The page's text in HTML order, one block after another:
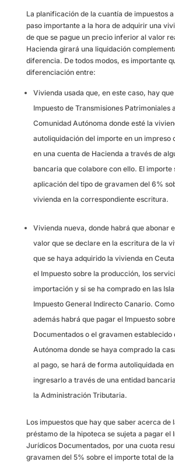
La planificación de la cuantía de impuestos
paso importante a la hora de adquirir una
de que se pague un precio inferior al valor
Hacienda girará una liquidación
diferencia. De todos modos, es importante
diferenciación entre:
Vivienda usada que, en este caso, hay
Impuesto de Transmisiones Patrimoniales
Comunidad Autónoma donde esté la
autoliquidación del importe en un impreso
en una cuenta de Hacienda a través de
bancaria que colabore con ello. El importe
aplicación del tipo de gravamen del 6%
vivienda en la correspondiente escritura.
Vivienda nueva, donde habrá que abonar
valor que se declare en la escritura de la
que se haya adquirido la vivienda en
el Impuesto sobre la producción, los
importación y si se ha comprado en las
Impuesto General Indirecto Canario.
además habrá que pagar el Impuesto
Documentados o el gravamen establecido
Autónoma donde se haya comprado la
al pago, se hará de forma autoliquidada
ingresarlo a través de una entidad
la Administración Tributaria.
Los impuestos que hay que saber acerca de
préstamo de la hipoteca se sujeta a pagar el
Jurídicos Documentados, por una cuota
gravamen del 5% sobre el importe total de